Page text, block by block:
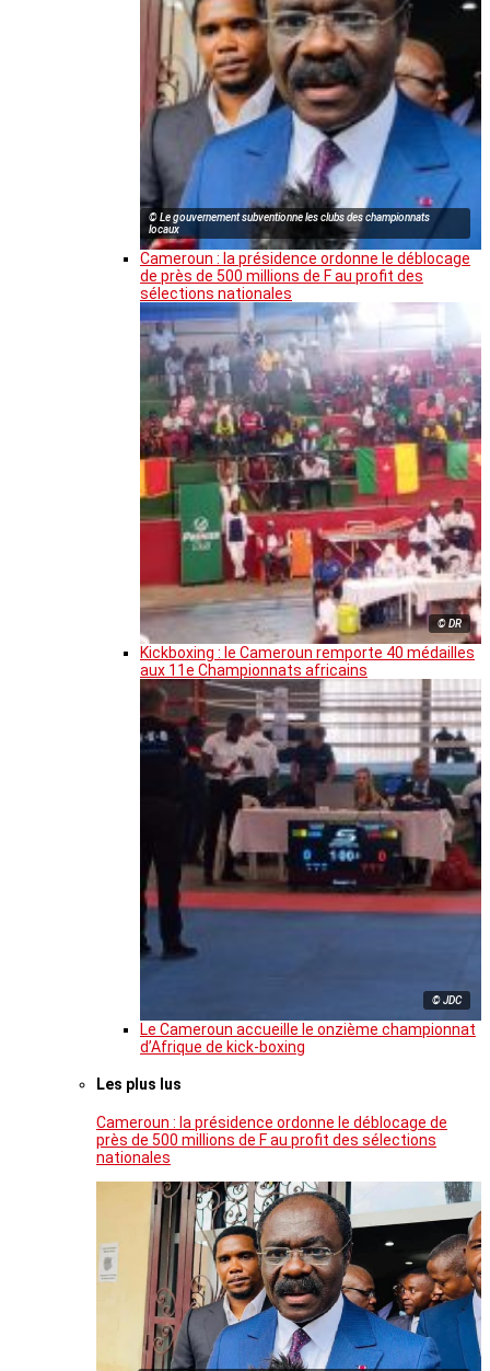
© Le gouvernement subventionne les clubs des championnats
locaux
Cameroun : la présidence ordonne le déblocage
de près de 500 millions de F au profit des
sélections nationales
© DR
Kickboxing : le Cameroun remporte 40 médailles
aux 11e Championnats africains
© JDC
Le Cameroun accueille le onzième championnat
d’Afrique de kick-boxing
Les plus lus
Cameroun : la présidence ordonne le déblocage de
près de 500 millions de F au profit des sélections
nationales